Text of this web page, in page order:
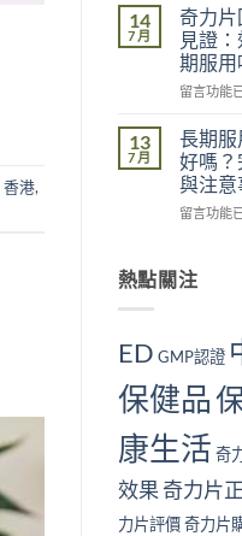
香港,
有
多
大？
醫
學
度
全
面
解
析〉
足
的
五
大
原
你
中
了
幾
個？〉
港
男
性
常
見
虛
症
狀
自
我
指
大
號
與
補
腎
方
法〉
中
14
7 月
奇力片
見證
期服用
在
力
片
回
購
用
真
效
真
的
值
得
長
期
服
留言功能
13
7 月
長期服
好嗎？
與注意
在
服
用
片
身
體
好
嗎？
完
整
安
留言功能
熱點關注
ED GMP認證
保健品
康生活 奇
效果 奇力片
力片評價 奇力片